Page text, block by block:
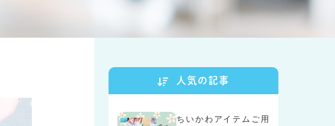
人気の記事
ちいかわアイテムご用